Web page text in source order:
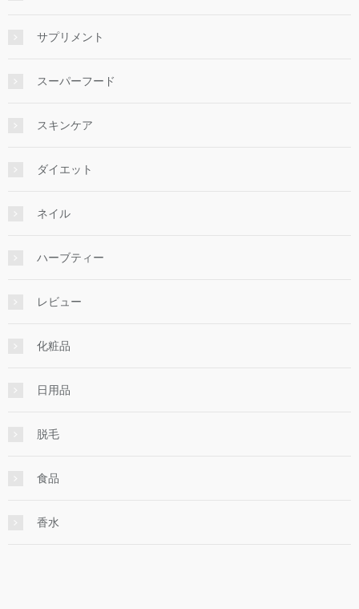
サプリメント
スーパーフード
スキンケア
ダイエット
ネイル
ハーブティー
レビュー
化粧品
日用品
脱毛
食品
香水